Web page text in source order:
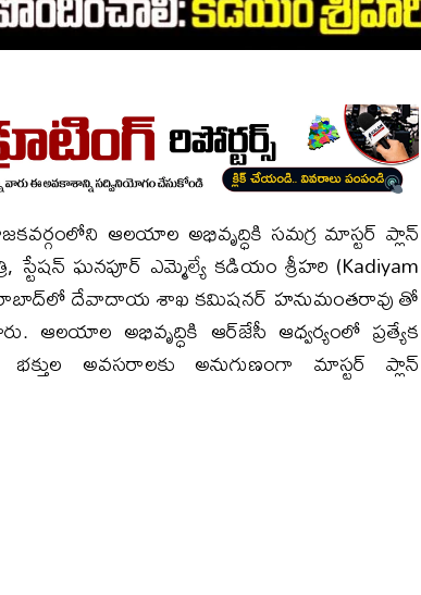
ఆలయాల అభివృద్ధికి సమగ్ర మాస్టర్ ప్లాన్
ఘనపూర్ ఎమ్మెల్యే కడియం శ్రీహరి (Kadiyam
దేవాదాయ శాఖ కమిషనర్ హనుమంతరావు తో
ఆలయాల అభివృద్ధికి ఆర్‌జేసీ ఆధ్వర్యంలో ప్రత్యేక
అవసరాలకు అనుగుణంగా మాస్టర్ ప్లాన్